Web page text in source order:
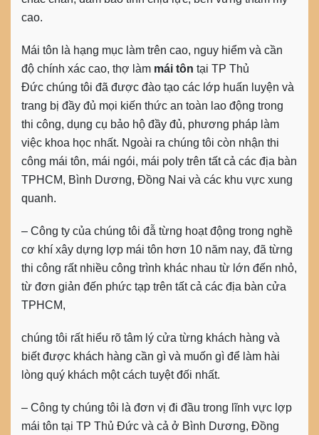
cao.
Mái tôn là hạng mục làm trên cao, nguy hiểm và cần
độ chính xác cao, thợ làm mái tôn tại TP Thủ
Đức chúng tôi đã được đào tạo các lớp huấn luyện và
trang bị đầy đủ mọi kiến thức an toàn lao động trong
thi công, dụng cụ bảo hộ đầy đủ, phương pháp làm
việc khoa học nhất. Ngoài ra chúng tôi còn nhận thi
công mái tôn, mái ngói, mái poly trên tất cả các địa bàn
TPHCM, Bình Dương, Đồng Nai và các khu vực xung
quanh.
– Công ty của chúng tôi đẫ từng hoạt động trong nghề
cơ khí xây dựng lợp mái tôn hơn 10 năm nay, đã từng
thi công rất nhiều công trình khác nhau từ lớn đến nhỏ,
từ đơn giản đến phức tạp trên tất cả các địa bàn cửa
TPHCM,
chúng tôi rất hiểu rõ tâm lý cửa từng khách hàng và
biết được khách hàng cần gì và muốn gì để làm hài
lòng quý khách một cách tuyệt đối nhất.
– Công ty chúng tôi là đơn vị đi đầu trong lĩnh vực lợp
mái tôn tại TP Thủ Đức và cả ở Bình Dương, Đồng